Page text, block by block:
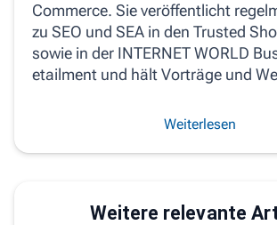
Commerce. Sie veröffentlicht
zu SEO und SEA in den Trusted
sowie in der INTERNET WORLD
etailment und hält Vorträge und
Weiterlesen
Weitere relevante